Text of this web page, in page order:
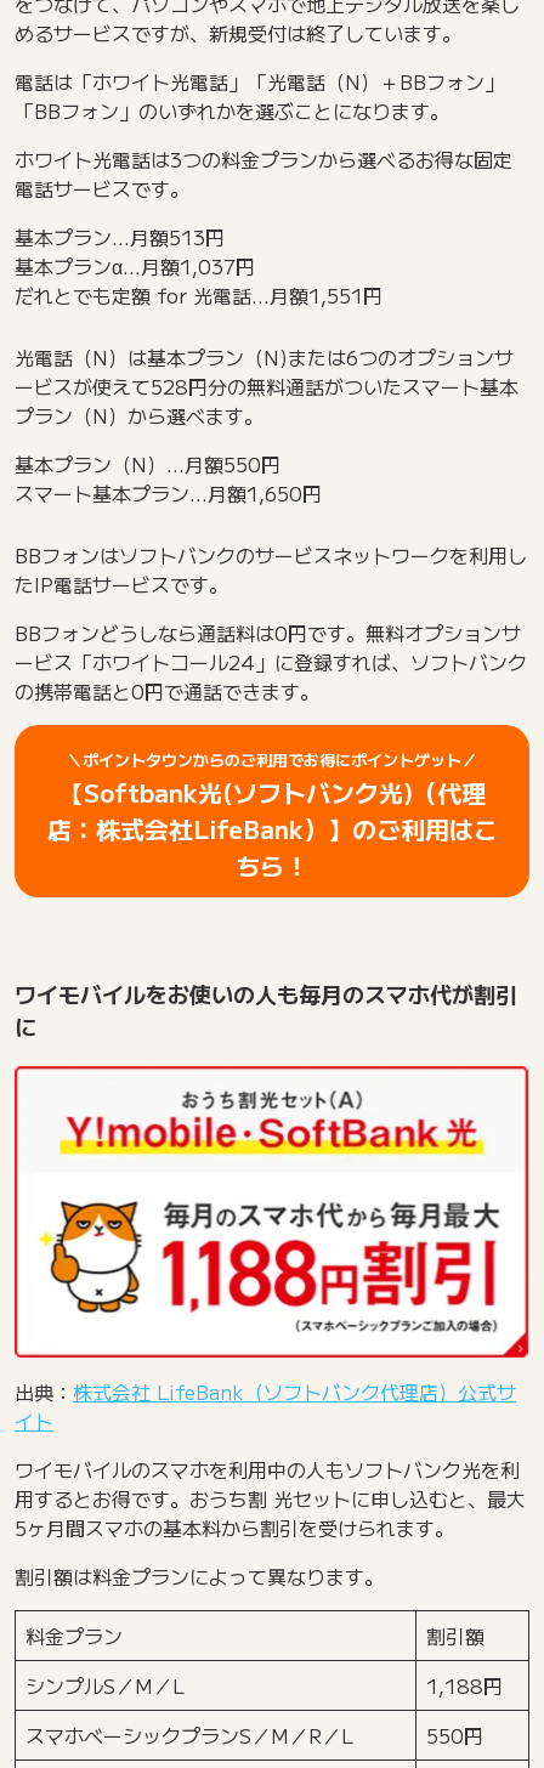
めるサービスですが、新規受付は終了しています。
電話は「ホワイト光電話」「光電話（N）＋BBフォン」
「BBフォン」のいずれかを選ぶことになります。
ホワイト光電話は3つの料金プランから選べるお得な固定
電話サービスです。
基本プラン…月額513円
基本プランα…月額1,037円
だれとでも定額 for 光電話…月額1,551円
光電話（N）は基本プラン（N)または6つのオプションサ
ービスが使えて528円分の無料通話がついたスマート基本
プラン（N）から選べます。
基本プラン（N）…月額550円
スマート基本プラン…月額1,650円
BBフォンはソフトバンクのサービスネットワークを利用し
たIP電話サービスです。
BBフォンどうしなら通話料は0円です。無料オプションサ
ービス「ホワイトコール24」に登録すれば、ソフトバンク
の携帯電話と0円で通話できます。
＼ポイントタウンからのご利用でお得にポイントゲット／
【Softbank光(ソフトバンク光)（代理
店：株式会社LifeBank）】のご利用はこ
ちら！
ワイモバイルをお使いの人も毎月のスマホ代が割引
に
出典： 株式会社 LifeBank（ソフトバンク代理店）公式サ
イト
ワイモバイルのスマホを利用中の人もソフトバンク光を利
用するとお得です。おうち割 光セットに申し込むと、最大
5ヶ月間スマホの基本料から割引を受けられます。
割引額は料金プランによって異なります。
料金プラン
割引額
シンプルS／M／L
1,188円
スマホベーシックプランS／M／R／L
550円